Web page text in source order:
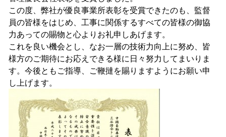
この度、弊社が優良事業所表彰を受賞できたのも、監督
員の皆様をはじめ、工事に関係するすべての皆様の御協
力あっての賜物と心よりお礼申しあげます。
これを良い機会とし、なお一層の技術力向上に努め、皆
様方のご期待にお応えできる様に日々努力してまいりま
す。今後ともご指導、ご鞭撻を賜りますようにお願い申
し上げます。